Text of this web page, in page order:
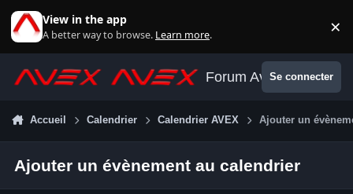
View in the app
A better way to browse. Learn more. ×
Forum AvexSe connecter
Accueil Calendrier Calendrier AVEX Ajouter un
Ajouter un évènement au calendrier